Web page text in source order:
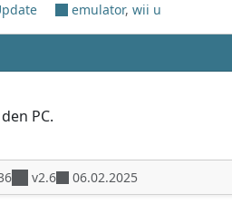
emulator, wii u
PC.
v2.6 06.02.2025